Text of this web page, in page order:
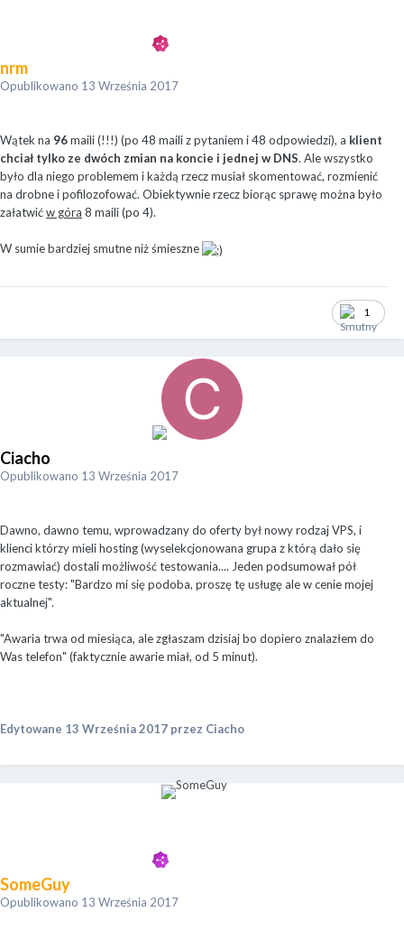
nrm
Opublikowano 13 Września 2017
Wątek na 96maili (!!!) (po 48 maili z pytaniem i 48 odpowiedzi), a klient
chciał tylko ze dwóch zmian na koncie i jednej w DNS. Ale wszystko
było dla niego problemem i każdą rzecz musiał skomentować, rozmienić
na drobne i pofilozofować. Obiektywnie rzecz biorąc sprawę można było
załatwićw góra 8 maili (po 4).
W sumie bardziej smutne niż śmieszne
1
Ciacho
Opublikowano 13 Września 2017
Dawno, dawno temu, wprowadzany do oferty był nowy rodzaj VPS, i
klienci którzy mieli hosting (wyselekcjonowana grupa z którą dało się
rozmawiać) dostali możliwość testowania.... Jeden podsumował pół
roczne testy: "Bardzo mi się podoba, proszę tę usługę ale w cenie mojej
aktualnej".
"Awaria trwa od miesiąca, ale zgłaszam dzisiaj bo dopiero znalazłem do
Was telefon" (faktycznie awarie miał, od 5 minut).
Edytowane 13 Września 2017 przez Ciacho
SomeGuy
Opublikowano 13 Września 2017